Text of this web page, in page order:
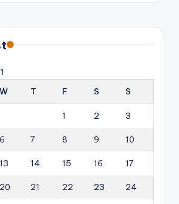
W T F S S
1 2 3
6 7 8 9 10
13 14 15 16 17
20 21 22 23 24